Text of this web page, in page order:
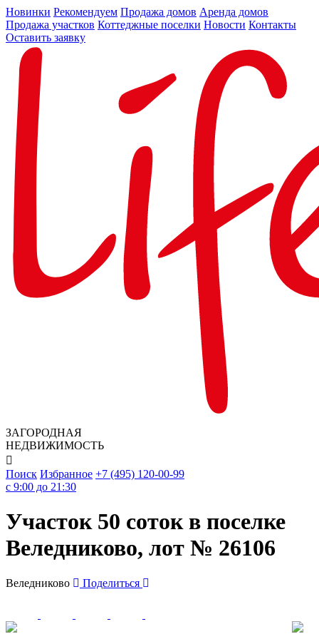
Новинки Рекомендуем Продажа домов Аренда домов
Продажа участков Коттеджные поселки Новости Контакты
Оставить заявку
ЗАГОРОДНАЯ
НЕДВИЖИМОСТЬ

Поиск Избранное +7 (495) 120-00-99
c 9:00 до 21:30
Участок 50 соток в поселке
Веледниково, лот № 26106
Веледниково Поделиться